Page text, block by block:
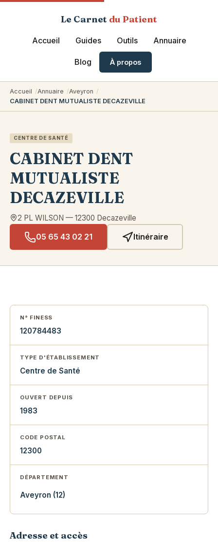
Le Carnet du Patient
Accueil Guides Outils Annuaire
Blog À propos
Accueil Annuaire
Aveyron
CABINET DENT MUTUALISTE DECAZEVILLE
CENTRE DE SANTÉ
CABINET DENT
MUTUALISTE
DECAZEVILLE
2 PL WILSON — 12300 Decazeville
05 65 43 02 21 Itinéraire
N° FINESS
120784483
TYPE D'ÉTABLISSEMENT
Centre de Santé
OUVERT DEPUIS
1983
CODE POSTAL
12300
DÉPARTEMENT
Aveyron (12)
Adresse et accès